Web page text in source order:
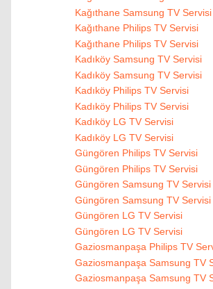
Kağıthane Samsung TV Servisi
Kağıthane Philips TV Servisi
Kağıthane Philips TV Servisi
Kadıköy Samsung TV Servisi
Kadıköy Samsung TV Servisi
Kadıköy Philips TV Servisi
Kadıköy Philips TV Servisi
Kadıköy LG TV Servisi
Kadıköy LG TV Servisi
Güngören Philips TV Servisi
Güngören Philips TV Servisi
Güngören Samsung TV Servisi
Güngören Samsung TV Servisi
Güngören LG TV Servisi
Güngören LG TV Servisi
Gaziosmanpaşa Philips TV
Gaziosmanpaşa Samsung TV
Gaziosmanpaşa Samsung TV